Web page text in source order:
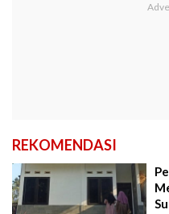
REKOMENDASI